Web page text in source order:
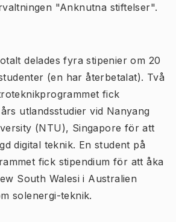
"Anknutna stiftelser".
delades fyra stipenier om 20
(en har återbetalat). Två
fick
utlandsstudier vid Nanyang
(NTU), Singapore för att
digital teknik. En student på
fick stipendium för att åka
South Walesi i Australien
solenergi-teknik.